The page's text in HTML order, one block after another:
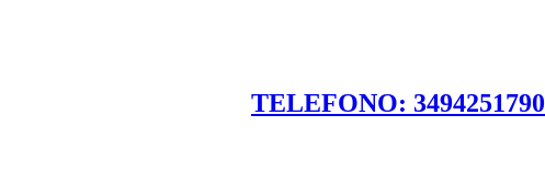
TELEFONO: 3494251790